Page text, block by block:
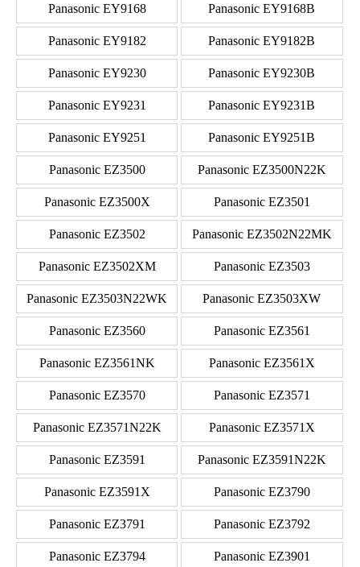
Panasonic EY9168 Panasonic EY9168B
Panasonic EY9182 Panasonic EY9182B
Panasonic EY9230 Panasonic EY9230B
Panasonic EY9231 Panasonic EY9231B
Panasonic EY9251 Panasonic EY9251B
Panasonic EZ3500 Panasonic EZ3500N22K
Panasonic EZ3500X Panasonic EZ3501
Panasonic EZ3502 Panasonic EZ3502N22MK
Panasonic EZ3502XM Panasonic EZ3503
Panasonic EZ3503N22WK Panasonic EZ3503XW
Panasonic EZ3560 Panasonic EZ3561
Panasonic EZ3561NK Panasonic EZ3561X
Panasonic EZ3570 Panasonic EZ3571
Panasonic EZ3571N22K Panasonic EZ3571X
Panasonic EZ3591 Panasonic EZ3591N22K
Panasonic EZ3591X Panasonic EZ3790
Panasonic EZ3791 Panasonic EZ3792
Panasonic EZ3794 Panasonic EZ3901